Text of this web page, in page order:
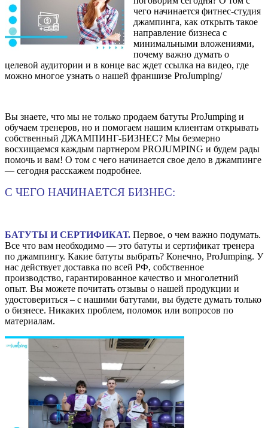
чего начинается фитнес-студия
джампинга, как открыть такое
направление бизнеса с
минимальными вложениями,
почему важно думать о
целевой аудитории и в конце вас ждет ссылка на видео, где
можно многое узнать о нашей франшизе ProJumping/
Вы знаете, что мы не только продаем батуты ProJumping и
обучаем тренеров, но и помогаем нашим клиентам открывать
собственный ДЖАМПИНГ-БИЗНЕС? Мы безмерно
восхищаемся каждым партнером PROJUMPING и будем рады
помочь и вам! О том с чего начинается свое дело в джампинге
— сегодня расскажем подробнее.
С ЧЕГО НАЧИНАЕТСЯ БИЗНЕС:
БАТУТЫ И СЕРТИФИКАТ. Первое, о чем важно подумать.
Все что вам необходимо — это батуты и сертификат тренера
по джампингу. Какие батуты выбрать? Конечно, ProJumping. У
нас действует доставка по всей РФ, собственное
производство, гарантированное качество и многолетний
опыт. Вы можете почитать отзывы о нашей продукции и
удостовериться – с нашими батутами, вы будете думать только
о бизнесе. Никаких проблем, поломок или вопросов по
материалам.